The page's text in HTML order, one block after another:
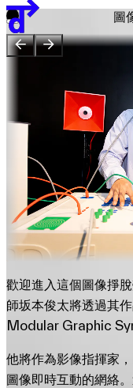
團隊
贊助單位
圖
歡迎進入這個圖像掙
師坂本俊太將透過其
Modular Graphic
他將作為影像指揮家
圖像即時互動的網絡